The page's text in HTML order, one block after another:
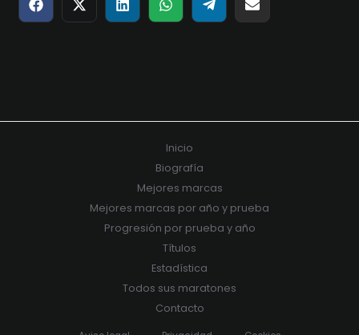
Compartir
en
Compartir
en
Compartir
en
Compartir
en
Compartir
en
Compartir
en
Inicio
Biografía
Mejores marcas
Mejores marcas por año y prueba
Progresión por prueba y año
Títulos
Estadística
Todos sus maratones
Contacto